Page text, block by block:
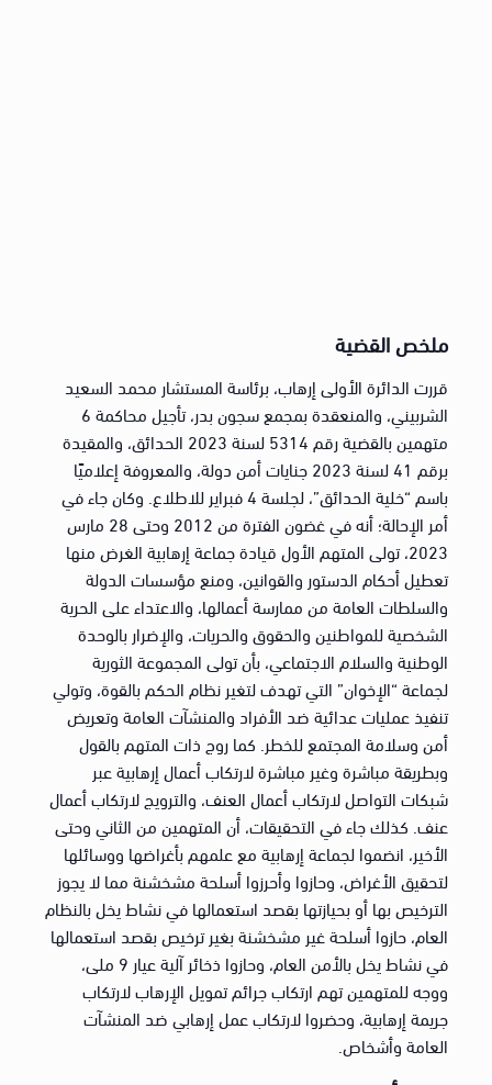
ملخص القضية
قررت الدائرة الأولى إرهاب، برئاسة المستشار محمد السعيد
الشربيني، والمنعقدة بمجمع سجون بدر، تأجيل محاكمة 6
متهمين بالقضية رقم 5314 لسنة 2023 الحدائق، والمقيدة
برقم 41 لسنة 2023 جنايات أمن دولة، والمعروفة إعلاميًا
باسم “خلية الحدائق”، لجلسة 4 فبراير للاطلاع. وكان جاء في
أمر الإحالة؛ أنه في غضون الفترة من 2012 وحتى 28 مارس
2023، تولى المتهم الأول قيادة جماعة إرهابية الغرض منها
تعطيل أحكام الدستور والقوانين، ومنع مؤسسات الدولة
والسلطات العامة من ممارسة أعمالها، والاعتداء على الحرية
الشخصية للمواطنين والحقوق والحريات، والإضرار بالوحدة
الوطنية والسلام الاجتماعي، بأن تولى المجموعة الثورية
لجماعة “الإخوان” التي تهدف لتغير نظام الحكم بالقوة، وتولي
تنفيذ عمليات عدائية ضد الأفراد والمنشآت العامة وتعريض
أمن وسلامة المجتمع للخطر. كما روج ذات المتهم بالقول
وبطريقة مباشرة وغير مباشرة لارتكاب أعمال إرهابية عبر
شبكات التواصل لارتكاب أعمال العنف، والترويج لارتكاب أعمال
عنف. كذلك جاء في التحقيقات، أن المتهمين من الثاني وحتى
الأخير، انضموا لجماعة إرهابية مع علمهم بأغراضها ووسائلها
لتحقيق الأغراض، وحازوا وأحرزوا أسلحة مشخشنة مما لا يجوز
الترخيص بها أو بحيازتها بقصد استعمالها في نشاط يخل بالنظام
العام، حازوا أسلحة غير مشخشنة بغير ترخيص بقصد استعمالها
في نشاط يخل بالأمن العام، وحازوا ذخائر آلية عيار 9 ملى،
ووجه للمتهمين تهم ارتكاب جرائم تمويل الإرهاب لارتكاب
جريمة إرهابية، وحضروا لارتكاب عمل إرهابي ضد المنشآت
العامة وأشخاص.